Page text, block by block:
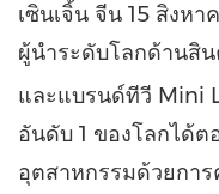
เซินเจิ้น จีน 15 สิงห
ผู้นำระดับโลกด้านสิ
และแบรนด์ทีวี Mini
อันดับ 1 ของโลกได้ต
อุตสาหกรรมด้วยการ